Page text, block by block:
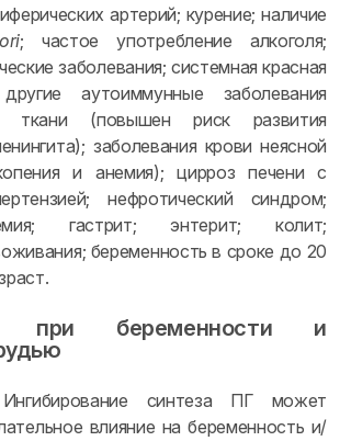
артерий; курение; наличие
; частое употребление алкоголя;
заболевания; системная красная
аутоиммунные заболевания
ткани (повышен риск развития
заболевания крови неясной
и анемия); цирроз печени с
нефротический синдром;
гастрит; энтерит; колит;
беременность в сроке до 20
при беременности и
синтеза ПГ может
влияние на беременность и/